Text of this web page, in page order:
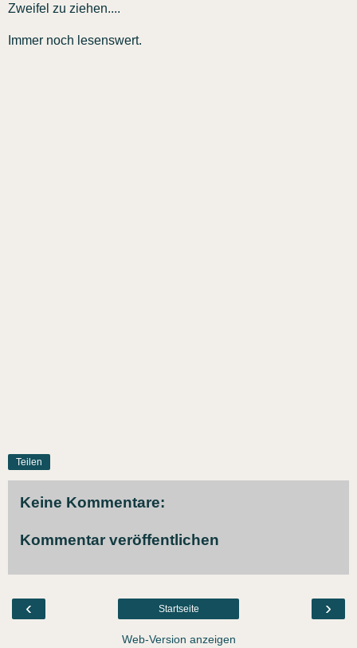
Zweifel zu ziehen....
Immer noch lesenswert.
Teilen
Keine Kommentare:
Kommentar veröffentlichen
‹ ›
Startseite
Web-Version anzeigen